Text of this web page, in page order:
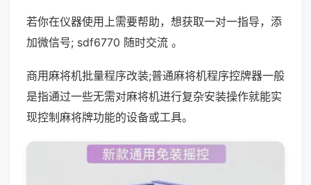
若你在仪器使用上需要帮助，想获取一对一指导，添
加微信号; sdf6770 随时交流 。
商用麻将机批量程序改装;普通麻将机程序控牌器一般
是指通过一些无需对麻将机进行复杂安装操作就能实
现控制麻将牌功能的设备或工具。